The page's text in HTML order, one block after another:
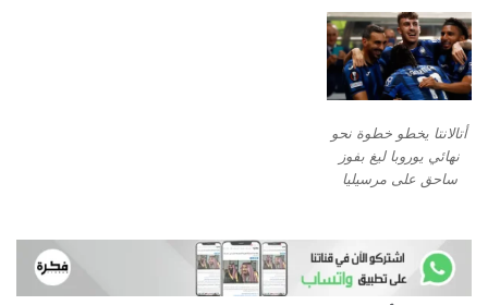
أتالانتا يخطو خطوة نحو
نهائي يوروبا ليغ بفوز
ساحق على مرسيليا